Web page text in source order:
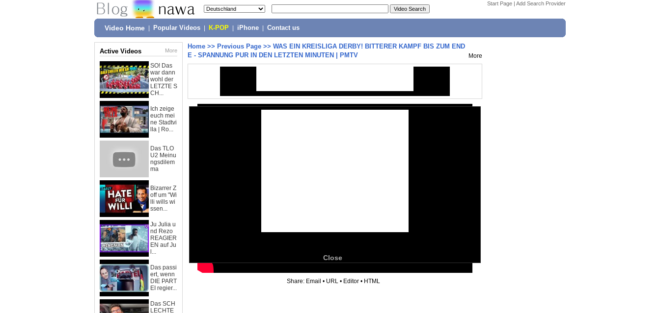
Start Page | Add Search Provider
Video Home Popular Videos K-POP iPhone Contact us
Active Videos More
SO! Das
war dann
wohl der
LETZTE S
CH...
Ich zeige
euch mei
ne Stadtvi
lla | Ro...
Das TLO
U2 Meinu
ngsdilem
ma
Bizarrer Z
off um "Wi
lli wills wi
ssen...
Ju Julia u
nd Rezo
REAGIER
EN auf Ju
l...
Das passi
ert, wenn
DIE PART
EI regier...
Das SCH
LECHTE
Home >> Previous Page >> WAS EIN KREISLIGA DERBY! BITTERER KAMPF BIS ZUM END
E - SPANNUNG PUR IN DEN LETZTEN MINUTEN | PMTV
More
Close
Share: Email • URL • Editor • HTML